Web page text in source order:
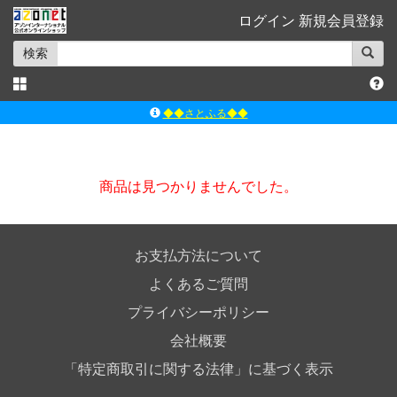
ログイン 新規会員登録
検索
◆◆さとふる◆◆
ｱｿﾞﾝｵﾝﾗｲﾝｼｮｯﾌﾟX
商品は見つかりませんでした。
お支払方法について
よくあるご質問
プライバシーポリシー
会社概要
「特定商取引に関する法律」に基づく表示